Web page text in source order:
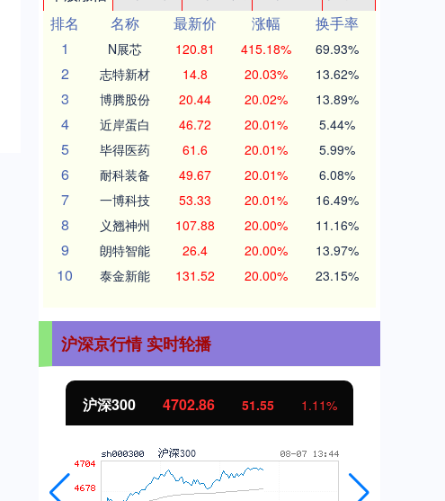
排名
名称 最新价 涨幅
换手率
1
N展芯 120.81 415.18% 69.93%
2 志特新材 14.8 20.03% 13.62%
3 博腾股份 20.44 20.02% 13.89%
4 近岸蛋白 46.72 20.01% 5.44%
5 毕得医药 61.6 20.01% 5.99%
6 耐科装备 49.67 20.01% 6.08%
7 一博科技 53.33 20.01% 16.49%
8 义翘神州 107.88 20.00% 11.16%
9 朗特智能 26.4 20.00% 13.97%
10 泰金新能 131.52 20.00% 23.15%
沪深京行情 实时轮播
沪深300 4702.86 51.55 1.11%